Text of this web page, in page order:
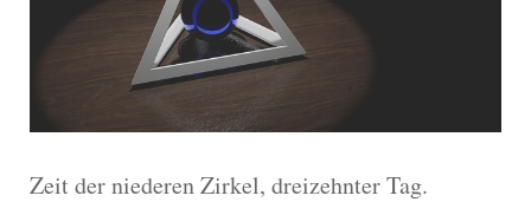
Zeit der niederen Zirkel, dreizehnter Tag.